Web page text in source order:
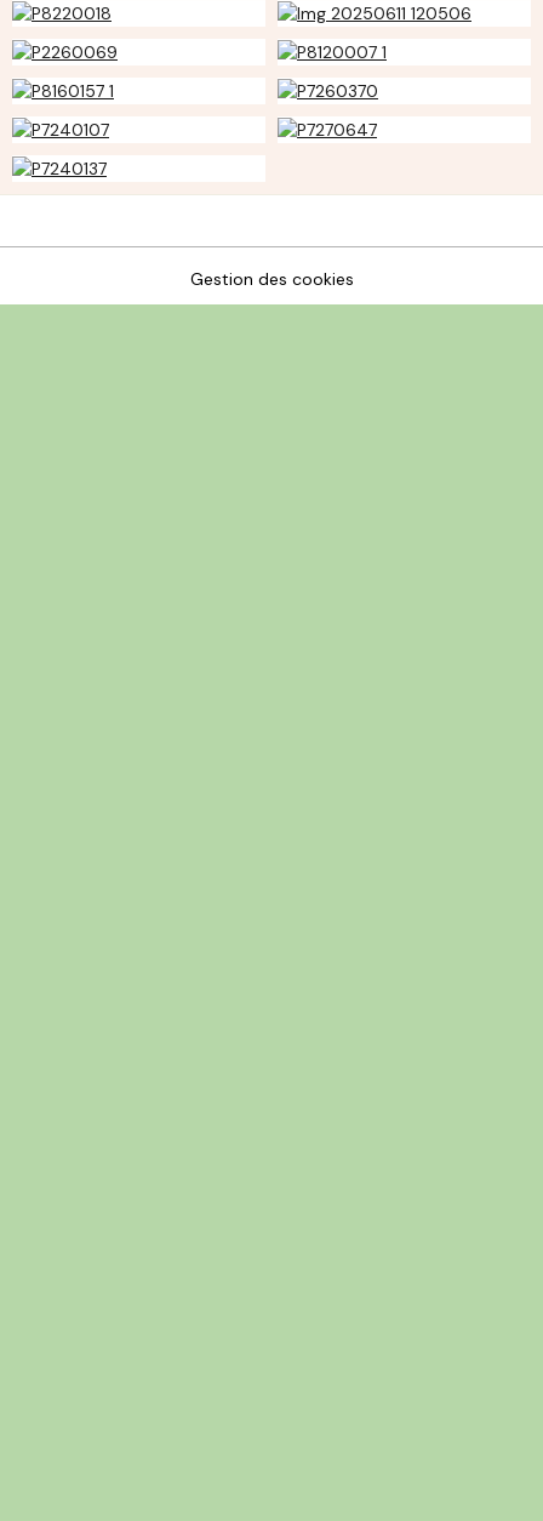
Gestion des cookies